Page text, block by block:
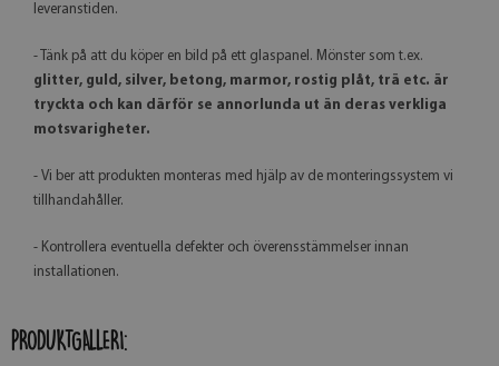
leveranstiden.
- Tänk på att du köper en bild på ett glaspanel. Mönster som t.ex.
glitter, guld, silver, betong, marmor, rostig plåt, trä etc. är
tryckta och kan därför se annorlunda ut än deras verkliga
motsvarigheter.
- Vi ber att produkten monteras med hjälp av de monteringssystem vi
tillhandahåller.
- Kontrollera eventuella defekter och överensstämmelser innan
installationen.
PRODUKTGALLERI: